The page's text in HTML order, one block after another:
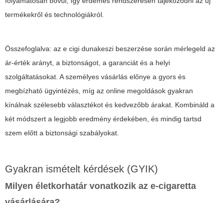
termékekről és technológiákról.
Összefoglalva: az e cigi dunakeszi beszerzése során mérlegeld az
ár-érték arányt, a biztonságot, a garanciát és a helyi
szolgáltatásokat. A személyes vásárlás előnye a gyors és
megbízható ügyintézés, míg az online megoldások gyakran
kínálnak szélesebb választékot és kedvezőbb árakat. Kombináld a
két módszert a legjobb eredmény érdekében, és mindig tartsd
szem előtt a biztonsági szabályokat.
Gyakran ismételt kérdések (GYIK)
Milyen életkorhatár vonatkozik az e-cigaretta